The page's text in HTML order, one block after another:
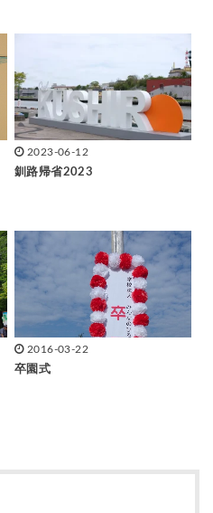
2023-06-12
釧路帰省2023
2016-03-22
卒園式